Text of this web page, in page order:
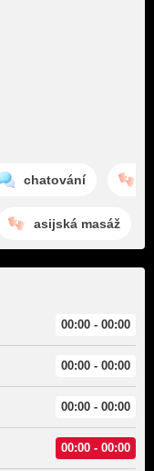
chatování
asijská masáž
00:00 - 00:00
00:00 - 00:00
00:00 - 00:00
00:00 - 00:00